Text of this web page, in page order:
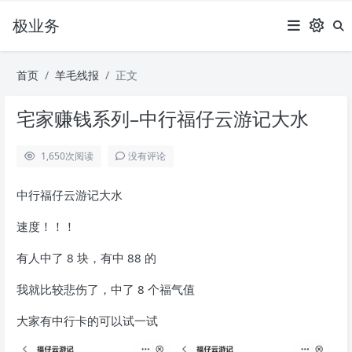
极业务
首页 羊毛线报 正文
宅家赚钱系列–中行福仔云游记大水
1,650次阅读 没有评论
中行福仔云游记大水
速度！！！
有人中了 8 块，有中 88 的
我就比较悲伤了，中了 8 个福气值
大家有中行卡的可以试一试